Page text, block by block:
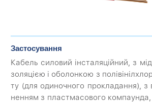
Застосування
Кабель силовий інсталяційний, з
золяцією і оболонкою з
ту (для одиночного прокладання), з
ненням з пластмасового